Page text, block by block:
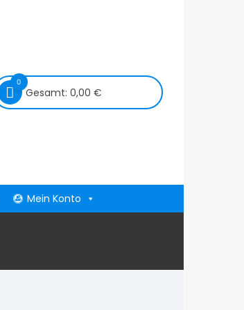
0
Gesamt: 0,00 €
Mein Konto